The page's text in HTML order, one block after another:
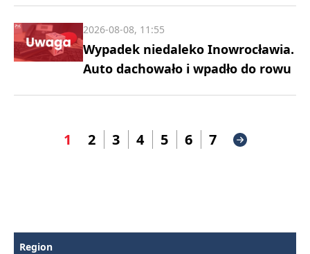
Wypadek niedaleko Inowrocławia.
Auto dachowało i wpadło do rowu
2026-08-08, 11:55
1 2 3 4 5 6 7
Region